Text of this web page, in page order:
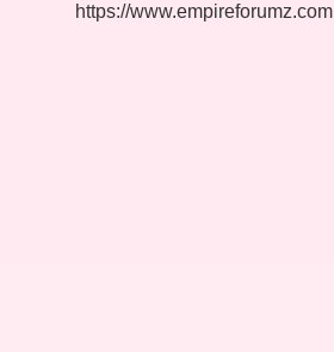
https://www.empireforumz.com